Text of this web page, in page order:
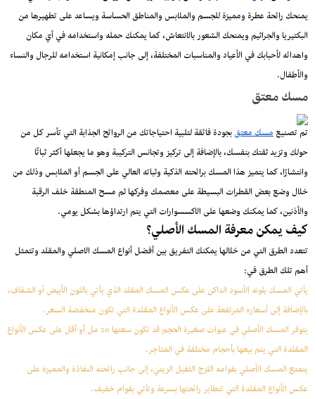
يمنحك رائحة عطرة ومميزة للجسم والملابس والمناطق الحساسة ويساعد على تطهيرها من
البكتيريا والجراثيم ويمنحك الشعور بالانتعاش، كما يمكنك حمله واستخدامه في أي مكان
واهدائه لأحبابك في الأعياد والمناسبات المختلفة، إلى جانب إمكانية استخدامه للرجال والنساء
والأطفال.
مسك معتق
تم تصنيعمسك معتقبجودة فائقة لتلبية احتياجاتك من الروائح الجذابة التي تأسر كل من
حولك وتزيد ثقتك بنفسك، بالإضافة إلى تركيز وتجانس التركيبة وهو ما يجعلها أكثر ثباتًا
وانتشارًا، كما يتميز هذا المسك برائحته الذكية وثباته العالي على الجسم أو الملابس وذلك من
خلال وضع بعض القطرات البسيطة على معصمك وفركها ثم مسح المنطقة خلف الرقبة
والأذنين، كما يمكنك وضعها على الاكسسوارات التي يتم ارتداؤها بشكل يومي.
كيف يمكن معرفة المسك الأصلي؟
تتعدد الطرق التي من خلالها يمكنك التفريق بين أفضل أنواع المسك الاصلي والمقلد وتتمثل
أهم تلك الطرق في:
يأتي المسك بلونه الأسود الداكن على عكس المسك المقلد الذي يأتي باللون الأبيض أو الشفاف،
بالإضافة إلى أسعاره المرتفعة على عكس الأنواع المقلدة التي تكون منخفضة السعر.
يتوفر المسك الأصلي في عبوات صغيرة الحجم قد تكون سعتها 20 مل أو أقل على عكس الأنواع
المقلدة التي يتم بيعها بأحجام مختلفة في المتاجر.
يتمتع المسك الأصلي بقوامه اللزج الثقيل الزيتي، إلى جانب رائحته النفاذة والمميزة على
عكس الأنواع المقلدة التي تتطاير رائحتها بسرعة وتأتي بقوام خفيف.